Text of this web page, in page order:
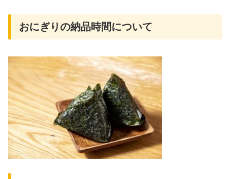
おにぎりの納品時間について